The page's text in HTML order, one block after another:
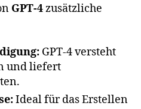
GPT-4zusätzliche
GPT-4 versteht
und liefert
Ideal für das Erstellen